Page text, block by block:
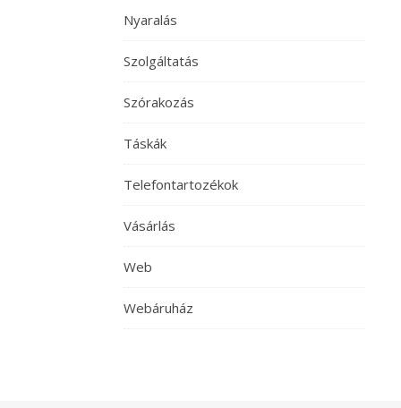
Nyaralás
Szolgáltatás
Szórakozás
Táskák
Telefontartozékok
Vásárlás
Web
Webáruház